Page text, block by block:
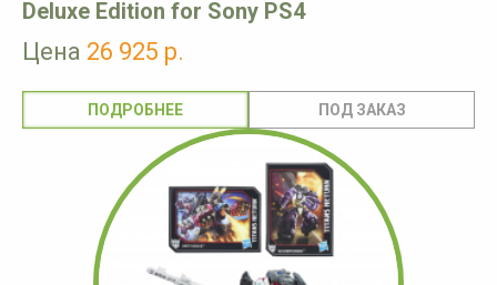
Deluxe Edition for Sony PS4
Цена 26 925 р.
ПОДРОБНЕЕ